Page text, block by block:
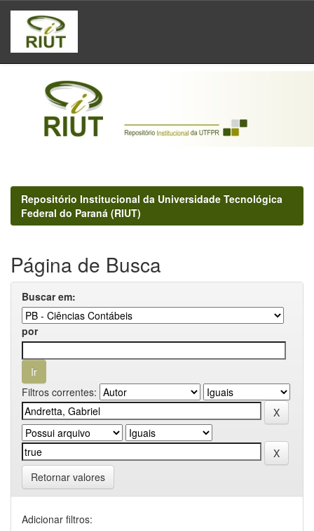
Skip
navigation
Repositório Institucional da Universidade Tecnológica
Federal do Paraná (RIUT)
Página de Busca
Buscar em:
por
Filtros correntes:
Retornar valores
Adicionar filtros: